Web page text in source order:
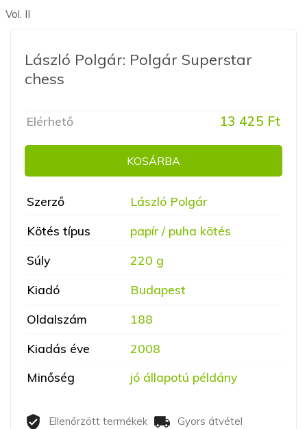
Vol. II
László Polgár: Polgár Superstar
chess
Elérhető 13 425 Ft
KOSÁRBA
Szerző
László Polgár
Kötés típus
papír / puha kötés
Súly
220 g
Kiadó
Budapest
Oldalszám
188
Kiadás éve
2008
Minőség
jó állapotú példány
Ellenőrzött termékek Gyors átvétel